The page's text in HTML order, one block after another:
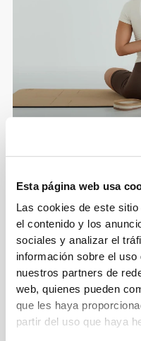
Esta página web usa
Las cookies de este
el contenido y los
sociales y analizar el
información sobre el
nuestros partners de
web, quienes pueden
que les haya
partir del uso que haya